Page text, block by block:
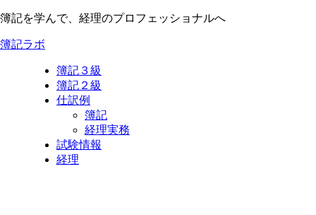
簿記を学んで、経理のプロフェッショナルへ
簿記ラボ
簿記３級
簿記２級
仕訳例
簿記
経理実務
試験情報
経理